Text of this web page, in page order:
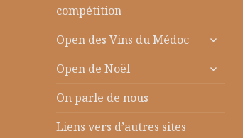
compétition
menu
Open des Vins du Médoc
ouvrir
sous-
Open de Noël
ouvrir
On parle de nous
Liens vers d’autres sites